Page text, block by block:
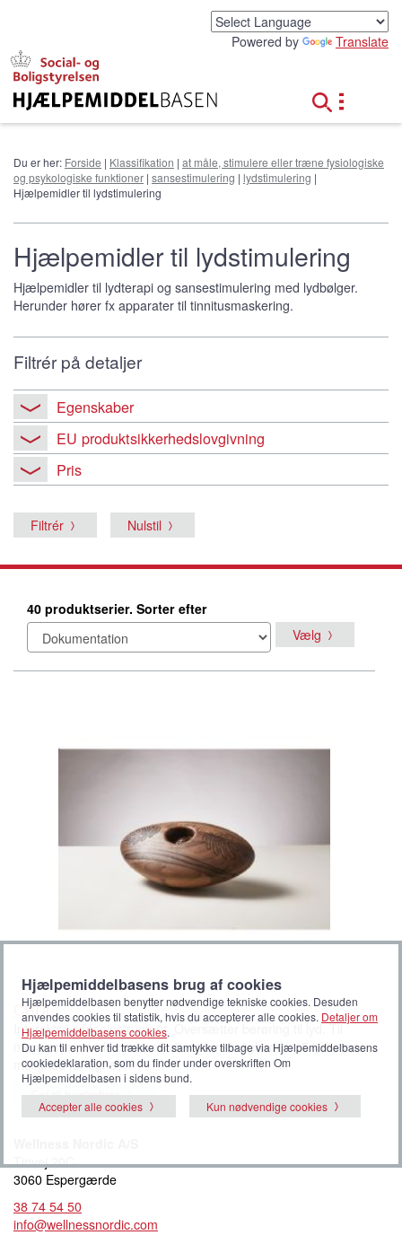
Powered by Translate
Du er her: Forside | Klassifikation | at måle, stimulere eller træne fysiologiske
og psykologiske funktioner | sansestimulering | lydstimulering |
Hjælpemidler til lydstimulering
Hjælpemidler til lydstimulering
Hjælpemidler til lydterapi og sansestimulering med lydbølger.
Herunder hører fx apparater til tinnitusmaskering.
Filtrér på detaljer
Egenskaber
EU produktsikkerhedslovgivning
Pris
Filtrér Nulstil
40 produktserier. Sorter efter
Vælg
CRDL
Interaktivt sanseinstrument. Oversætter berøring til lyd. Til
mennesker med kommunikationsvanskeligheder. 15 lydtemaer,
mulighed for egne.
Føj til huskeliste
Tinvej 20C
3060 Espergærde
38 74 54 50
info@wellnessnordic.com
Hjælpemiddelbasens brug af cookies
Hjælpemiddelbasen benytter nødvendige tekniske cookies. Desuden
anvendes cookies til statistik, hvis du accepterer alle cookies. Detaljer om
Hjælpemiddelbasens cookies.
Du kan til enhver tid trække dit samtykke tilbage via Hjælpemiddelbasens
cookiedeklaration, som du finder under overskriften Om
Hjælpemiddelbasen i sidens bund.
Accepter alle cookies
Kun nødvendige cookies